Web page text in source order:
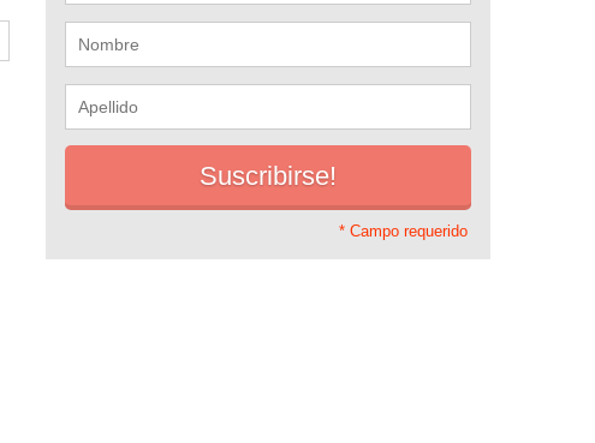
* Campo requerido